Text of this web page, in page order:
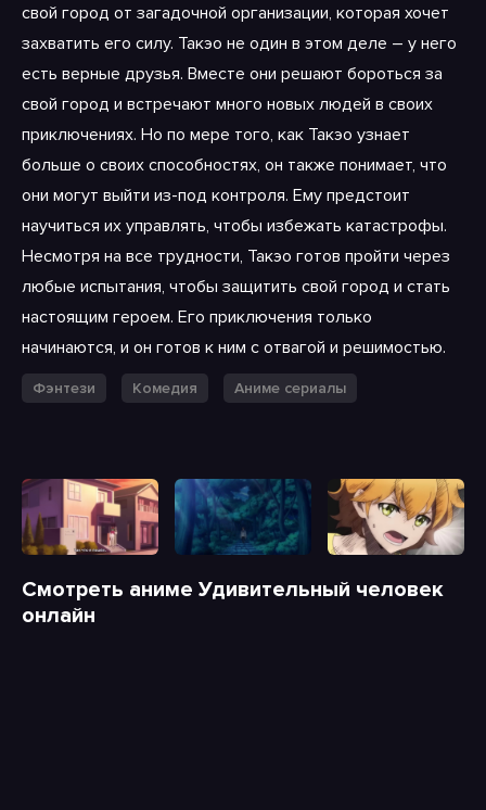
свой город от загадочной организации, которая хочет
захватить его силу. Такэо не один в этом деле – у него
есть верные друзья. Вместе они решают бороться за
свой город и встречают много новых людей в своих
приключениях. Но по мере того, как Такэо узнает
больше о своих способностях, он также понимает, что
они могут выйти из-под контроля. Ему предстоит
научиться их управлять, чтобы избежать катастрофы.
Несмотря на все трудности, Такэо готов пройти через
любые испытания, чтобы защитить свой город и стать
настоящим героем. Его приключения только
начинаются, и он готов к ним с отвагой и решимостью.
Фэнтези Комедия Аниме сериалы
Смотреть аниме Удивительный человек
онлайн